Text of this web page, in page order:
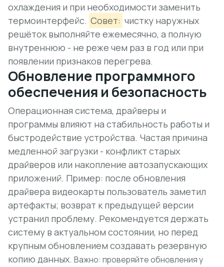
охлаждения и при необходимости заменить
термоинтерфейс. Совет: чистку наружных
решёток выполняйте ежемесячно, а полную
внутреннюю - не реже чем раз в год или при
появлении признаков перегрева.
Обновление программного
обеспечения и безопасность
Операционная система, драйверы и
программы влияют на стабильность работы и
быстродействие устройства. Частая причина
медленной загрузки - конфликт старых
драйверов или накопление автозапускающих
приложений. Пример: после обновления
драйвера видеокарты пользователь заметил
артефакты; возврат к предыдущей версии
устранил проблему. Рекомендуется держать
систему в актуальном состоянии, но перед
крупным обновлением создавать резервную
копию данных. Важно: проверяйте обновления у